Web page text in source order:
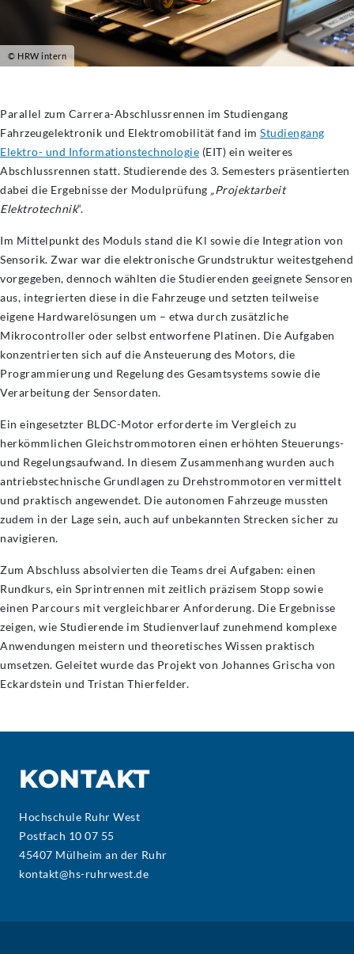
© HRW intern
Parallel zum Carrera-Abschlussrennen im Studiengang
Fahrzeugelektronik und Elektromobilität fand im Studiengang
Elektro- und Informationstechnologie (EIT) ein weiteres
Abschlussrennen statt. Studierende des 3. Semesters präsentierten
dabei die Ergebnisse der Modulprüfung „Projektarbeit
Elektrotechnik“.
Im Mittelpunkt des Moduls stand die Kl sowie die Integration von
Sensorik. Zwar war die elektronische Grundstruktur weitestgehend
vorgegeben, dennoch wählten die Studierenden geeignete Sensoren
aus, integrierten diese in die Fahrzeuge und setzten teilweise
eigene Hardwarelösungen um – etwa durch zusätzliche
Mikrocontroller oder selbst entworfene Platinen. Die Aufgaben
konzentrierten sich auf die Ansteuerung des Motors, die
Programmierung und Regelung des Gesamtsystems sowie die
Verarbeitung der Sensordaten.
Ein eingesetzter BLDC-Motor erforderte im Vergleich zu
herkömmlichen Gleichstrommotoren einen erhöhten Steuerungs-
und Regelungsaufwand. In diesem Zusammenhang wurden auch
antriebstechnische Grundlagen zu Drehstrommotoren vermittelt
und praktisch angewendet. Die autonomen Fahrzeuge mussten
zudem in der Lage sein, auch auf unbekannten Strecken sicher zu
navigieren.
Zum Abschluss absolvierten die Teams drei Aufgaben: einen
Rundkurs, ein Sprintrennen mit zeitlich präzisem Stopp sowie
einen Parcours mit vergleichbarer Anforderung. Die Ergebnisse
zeigen, wie Studierende im Studienverlauf zunehmend komplexe
Anwendungen meistern und theoretisches Wissen praktisch
umsetzen. Geleitet wurde das Projekt von Johannes Grischa von
Eckardstein und Tristan Thierfelder.
KONTAKT
Hochschule Ruhr West
Postfach 10 07 55
45407 Mülheim an der Ruhr
kontakt@hs-ruhrwest.de